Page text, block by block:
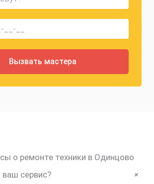
о ремонте техники в Одинцово
ваш сервис?
+